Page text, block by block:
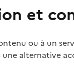
et
ou à un
alternative